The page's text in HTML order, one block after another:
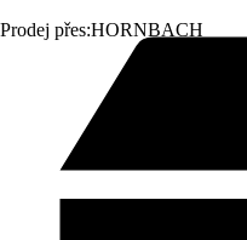
Prodej přes:HORNBACH